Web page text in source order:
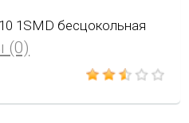
1SMD бесцокольная
(0)